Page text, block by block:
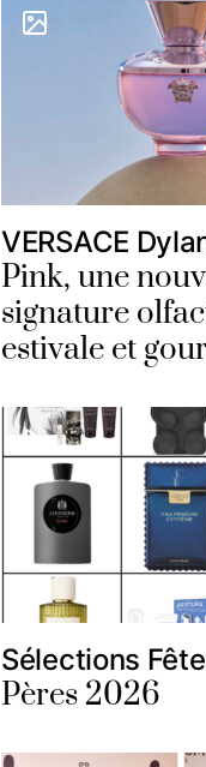
VERSACE
Pink, une
signature
estivale et
Sélections
Pères 2026